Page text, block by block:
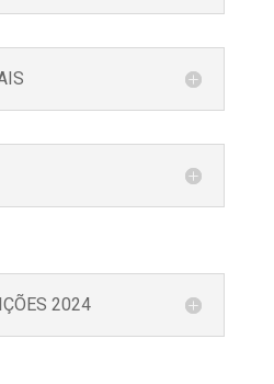
2024